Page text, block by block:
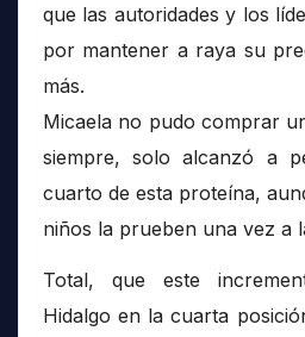
que las autoridades y los
por mantener a raya su
más.
Micaela no pudo comprar
siempre, solo alcanzó a
cuarto de esta proteína,
niños la prueben una vez a
Total, que este
Hidalgo en la cuarta